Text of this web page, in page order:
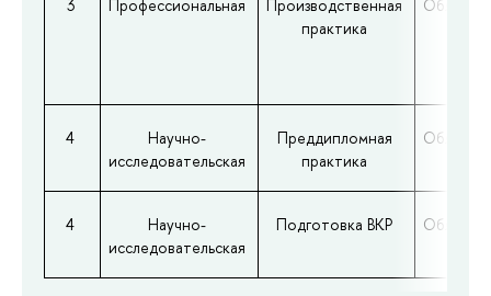
3 Профессиональная
Производственная
практика
4
Научно-
исследовательская
Преддипломная
практика
4
Научно-
исследовательская
Подготовка ВКР